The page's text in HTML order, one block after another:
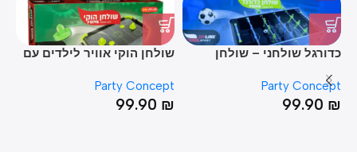
כדורגל שולחני – שולחן
ידיות אחיזה שאינן מחליקות
Party Concept
99.90 ₪
שולחן הוקי אוויר לילדים עם
Party Concept
99.90 ₪